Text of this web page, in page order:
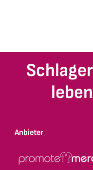
Anbieter